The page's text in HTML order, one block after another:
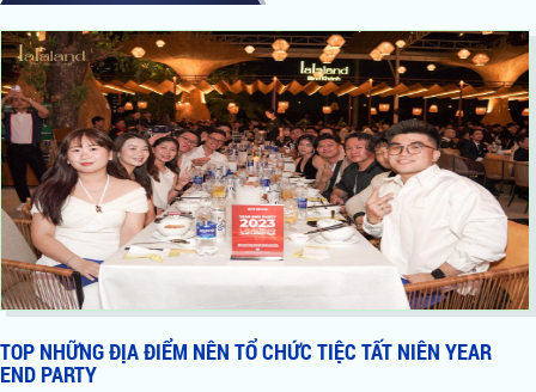
TOP NHỮNG ĐỊA ĐIỂM NÊN TỔ CHỨC TIỆC TẤT NIÊN YEAR
END PARTY